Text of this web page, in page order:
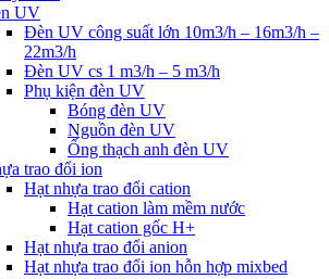
UV
Đèn UV công suất lớn 10m3/h – 16m3/h –
22m3/h
Đèn UV cs 1 m3/h – 5 m3/h
Phụ kiện đèn UV
Bóng đèn UV
Nguồn đèn UV
Ống thạch anh đèn UV
trao đổi ion
Hạt nhựa trao đổi cation
Hạt cation làm mềm nước
Hạt cation gốc H+
Hạt nhựa trao đổi anion
Hạt nhựa trao đổi ion hỗn hợp mixbed